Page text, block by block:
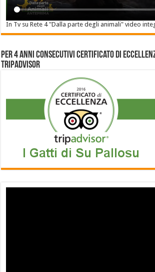
In Tv su Rete 4 "Dalla parte degli animali" video
Per 4 anni consecutivi Certificato di
Tripadvisor